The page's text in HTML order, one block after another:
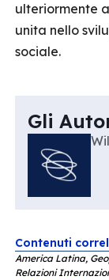
ulteriormente
unita nello
sociale.
Gli
Contenuti
America Latina,
Relazioni